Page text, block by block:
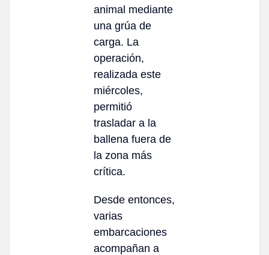
animal mediante
una grúa de
carga. La
operación,
realizada este
miércoles,
permitió
trasladar a la
ballena fuera de
la zona más
crítica.
Desde entonces,
varias
embarcaciones
acompañan a